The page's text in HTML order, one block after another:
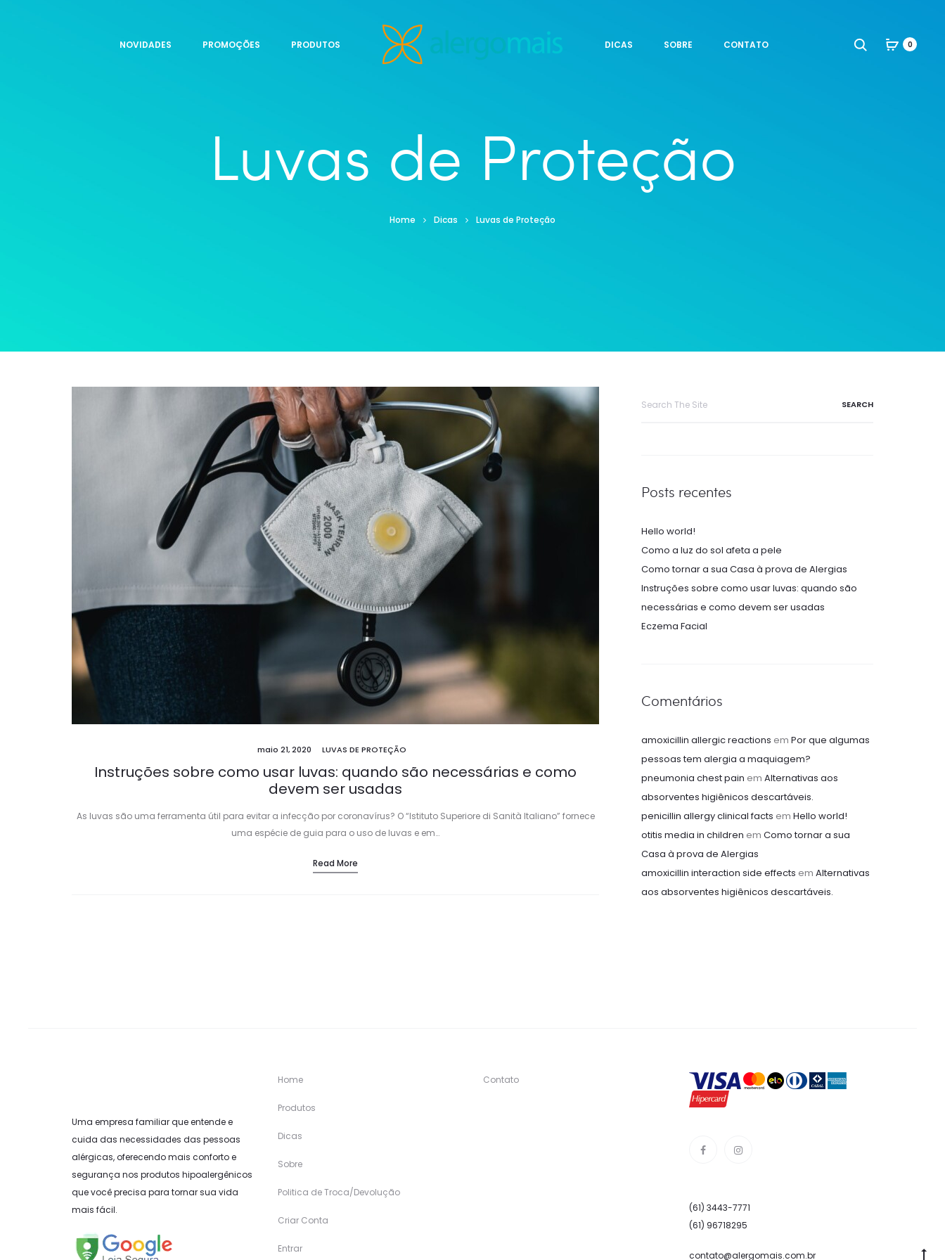
NOVIDADES PROMOÇÕES PRODUTOS DICAS SOBRE CONTATO Search 0
Luvas de Proteção
Home Dicas Luvas de Proteção
maio 21, 2020 LUVAS DE PROTEÇÃO
Instruções sobre como usar luvas: quando são necessárias e como
devem ser usadas
As luvas são uma ferramenta útil para evitar a infecção por coronavírus? O “Istituto Superiore di Sanità Italiano” fornece
uma espécie de guia para o uso de luvas e em…
Read More
Posts recentes
Hello world!
Como a luz do sol afeta a pele
Como tornar a sua Casa à prova de Alergias
Instruções sobre como usar luvas: quando são
necessárias e como devem ser usadas
Eczema Facial
Comentários
amoxicillin allergic reactions em Por que algumas
pessoas tem alergia a maquiagem?
pneumonia chest pain em Alternativas aos
absorventes higiênicos descartáveis.
penicillin allergy clinical facts em Hello world!
otitis media in children em Como tornar a sua
Casa à prova de Alergias
amoxicillin interaction side effects em Alternativas
aos absorventes higiênicos descartáveis.
Uma empresa familiar que entende e
cuida das necessidades das pessoas
alérgicas, oferecendo mais conforto e
segurança nos produtos hipoalergênicos
que você precisa para tornar sua vida
mais fácil.
Home
Produtos
Dicas
Sobre
Politica de Troca/Devolução
Criar Conta
Entrar
Contato
(61) 3443-7771
(61) 96718295
contato@alergomais.com.br